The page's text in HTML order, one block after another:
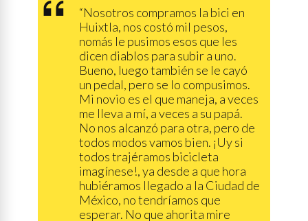
“Nosotros compramos la bici en
Huixtla, nos costó mil pesos,
nomás le pusimos esos que les
dicen diablos para subir a uno.
Bueno, luego también se le cayó
un pedal, pero se lo compusimos.
Mi novio es el que maneja, a veces
me lleva a mí, a veces a su papá.
No nos alcanzó para otra, pero de
todos modos vamos bien. ¡Uy si
todos trajéramos bicicleta
imagínese!, ya desde a que hora
hubiéramos llegado a la Ciudad de
México, no tendríamos que
esperar. No que ahorita mire